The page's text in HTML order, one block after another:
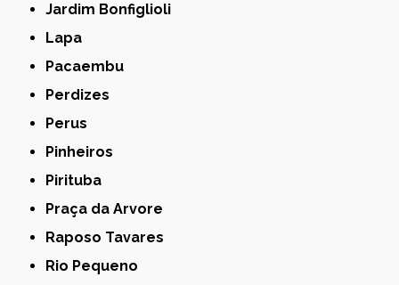
Jardim Bonfiglioli
Lapa
Pacaembu
Perdizes
Perus
Pinheiros
Pirituba
Praça da Arvore
Raposo Tavares
Rio Pequeno